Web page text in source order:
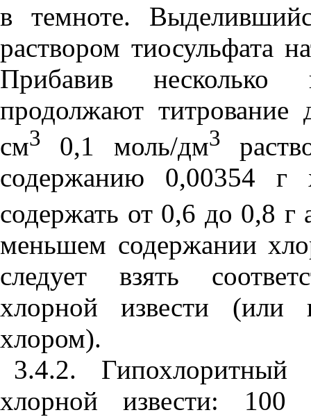
в темноте.
раствором тиосульфата
Прибавив несколько
продолжают титрование
см3 0,1 моль/дм3
содержанию 0,00354 г
содержать от 0,6 до 0,8 г
меньшем содержании
следует взять
хлорной извести (или
хлором).
3.4.2.
хлорной извести: 100